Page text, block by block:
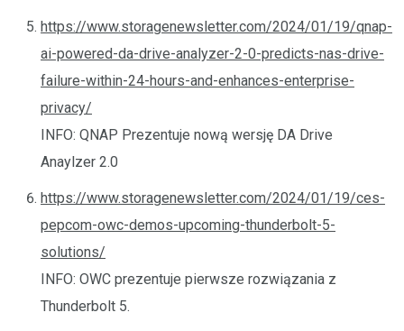
https://www.storagenewsletter.com/2024/01/19/qnap-
ai-powered-da-drive-analyzer-2-0-predicts-nas-drive-
failure-within-24-hours-and-enhances-enterprise-
privacy/
INFO: QNAP Prezentuje nową wersję DA Drive
Anaylzer 2.0
https://www.storagenewsletter.com/2024/01/19/ces-
pepcom-owc-demos-upcoming-thunderbolt-5-
solutions/
INFO: OWC prezentuje pierwsze rozwiązania z
Thunderbolt 5.